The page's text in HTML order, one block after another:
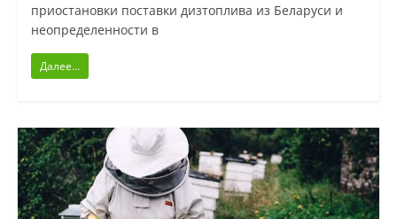
приостановки поставки дизтоплива из Беларуси и
неопределенности в
Далее...